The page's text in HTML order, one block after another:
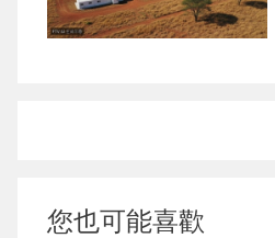
您也可能喜歡